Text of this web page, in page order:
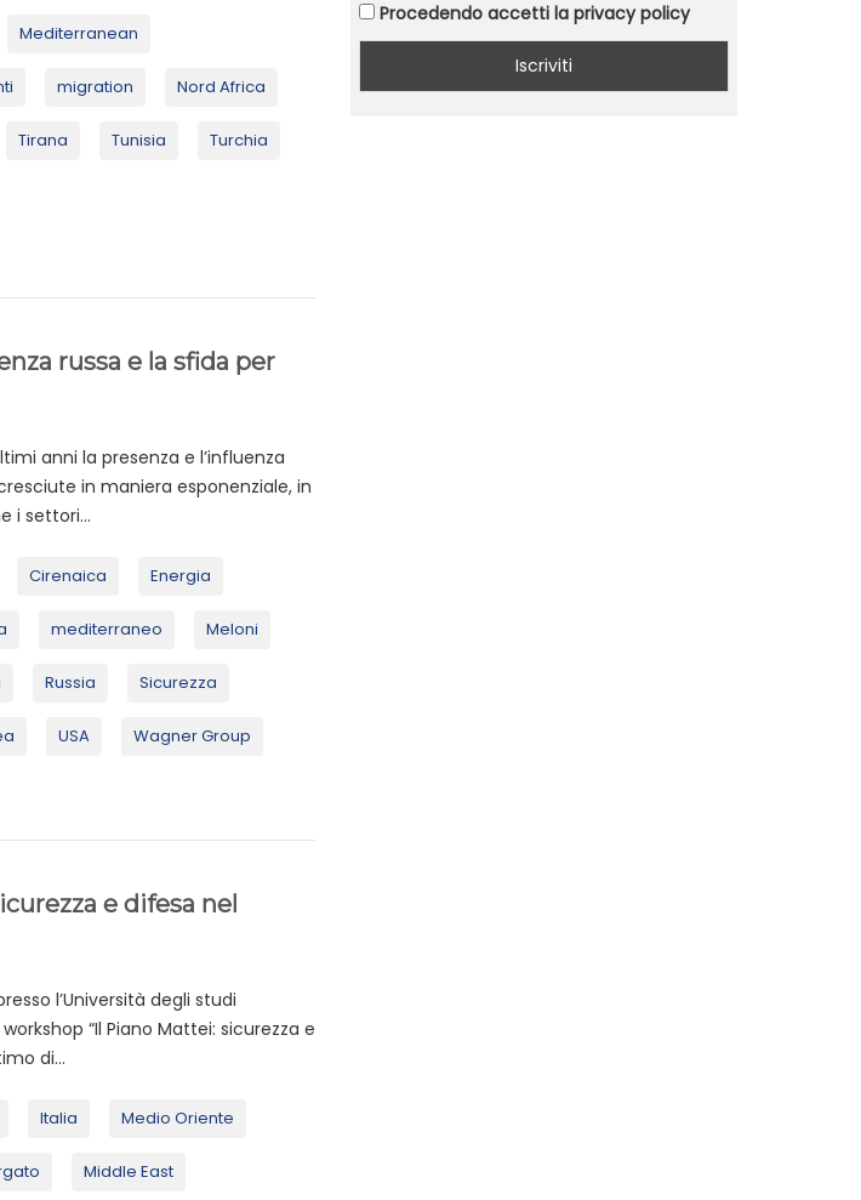
Mediterranean
migration Nord Africa
Tirana Tunisia Turchia
russa e la sfida per
anni la presenza e l’influenza
in maniera esponenziale, in
i settori...
Cirenaica Energia
mediterraneo Meloni
Russia Sicurezza
USA Wagner Group
e difesa nel
l’Università degli studi
“Il Piano Mattei: sicurezza e
di...
Italia Medio Oriente
Middle East
Procedendo accetti la privacy policy